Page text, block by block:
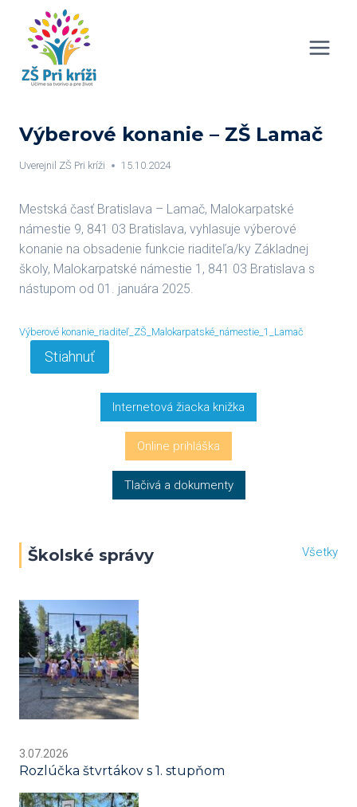
content
Výberové konanie – ZŠ Lamač
Uverejnil ZŠ Pri kríži 15.10.2024
Mestská časť Bratislava – Lamač, Malokarpatské
námestie 9, 841 03 Bratislava, vyhlasuje výberové
konanie na obsadenie funkcie riaditeľa/ky Základnej
školy, Malokarpatské námestie 1, 841 03 Bratislava s
nástupom od 01. januára 2025.
Výberové konanie_riaditeľ_ZŠ_Malokarpatské_námestie_1_Lamač
Stiahnuť
Internetová žiacka knižka
Online prihláška
Tlačivá a dokumenty
Školské správy Všetky
3.07.2026
Rozlúčka štvrtákov s 1. stupňom